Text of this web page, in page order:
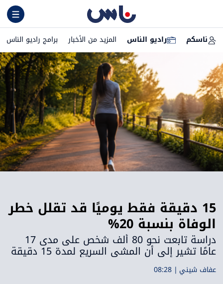
ناسكم راديو الناس المزيد من الأخبار برامج راديو الناس
15 دقيقة فقط يوميًا قد تقلل خطر
الوفاة بنسبة 20%
دراسة تابعت نحو 80 ألف شخص على مدى 17
عامًا تشير إلى أن المشي السريع لمدة 15 دقيقة
يوميًا يرتبط بانخفاض ملحوظ في خطر الوفاة،
خاصة الناتجة عن أمراض القلب والأوعية الدموية.
عفاف شيني |
08:28